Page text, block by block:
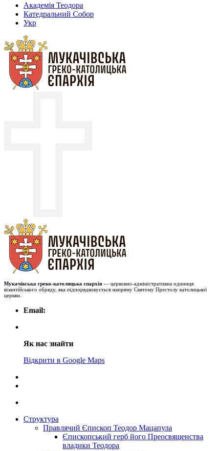
Академія Теодора
Катедральний Собор
Укр
Мукачівська греко-католицька єпархія — церковно-адміністративна одиниця
візантійського обряду, яка підпорядковується напряму Святому Престолу католицької
церкви.
Email:
Як нас знайти
Відкрити в Google Maps
Структура
Правлячий Єпископ Теодор Мацапула
Єпископський герб його Преосвященства
владики Теодора